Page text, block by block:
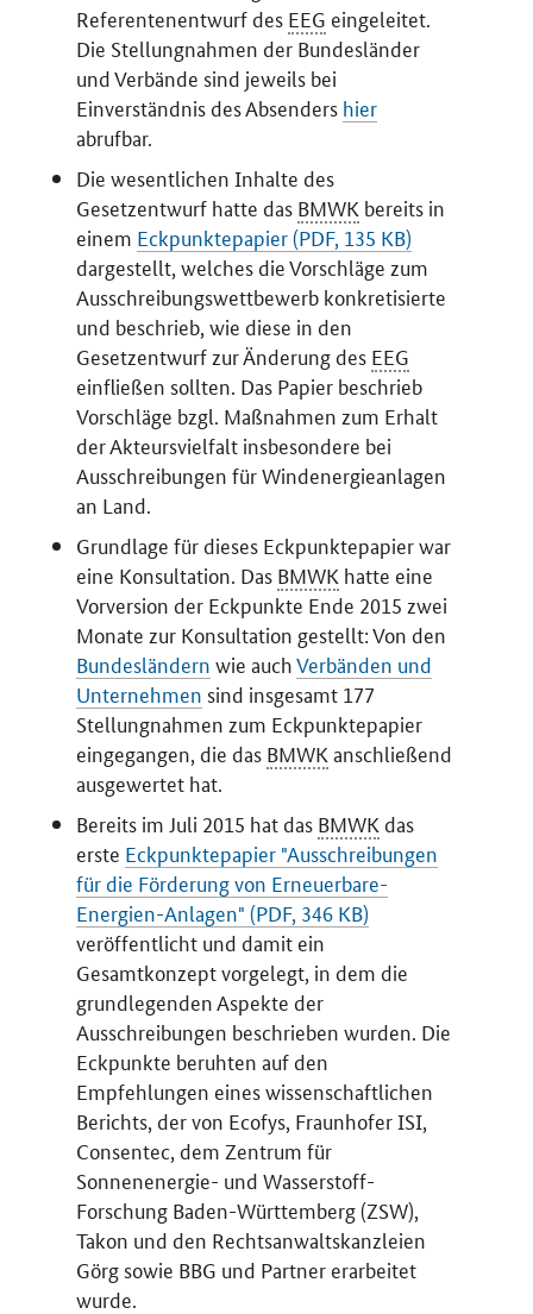
Referentenentwurf des EEG eingeleitet.
Die Stellungnahmen der Bundesländer
und Verbände sind jeweils bei
Einverständnis des Absenders hier
abrufbar.
Die wesentlichen Inhalte des
Gesetzentwurf hatte das BMWK bereits in
einem Eckpunktepapier (PDF, 135 KB)
dargestellt, welches die Vorschläge zum
Ausschreibungswettbewerb konkretisierte
und beschrieb, wie diese in den
Gesetzentwurf zur Änderung des EEG
einfließen sollten. Das Papier beschrieb
Vorschläge bzgl. Maßnahmen zum Erhalt
der Akteursvielfalt insbesondere bei
Ausschreibungen für Windenergieanlagen
an Land.
Grundlage für dieses Eckpunktepapier war
eine Konsultation. Das BMWK hatte eine
Vorversion der Eckpunkte Ende 2015 zwei
Monate zur Konsultation gestellt: Von den
Bundesländern wie auchVerbänden und
Unternehmen sind insgesamt 177
Stellungnahmen zum Eckpunktepapier
eingegangen, die das BMWK anschließend
ausgewertet hat.
Bereits im Juli 2015 hat das BMWK das
erste Eckpunktepapier "Ausschreibungen
für die Förderung von Erneuerbare-
Energien-Anlagen" (PDF, 346 KB)
veröffentlicht und damit ein
Gesamtkonzept vorgelegt, in dem die
grundlegenden Aspekte der
Ausschreibungen beschrieben wurden. Die
Eckpunkte beruhten auf den
Empfehlungen eines wissenschaftlichen
Berichts, der von Ecofys, Fraunhofer ISI,
Consentec, dem Zentrum für
Sonnenenergie- und Wasserstoff-
Forschung Baden-Württemberg (ZSW),
Takon und den Rechtsanwaltskanzleien
Görg sowie BBG und Partner erarbeitet
wurde.